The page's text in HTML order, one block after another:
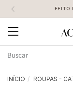
FEITO
Mudar
navegação
INÍCIO ROUPAS -